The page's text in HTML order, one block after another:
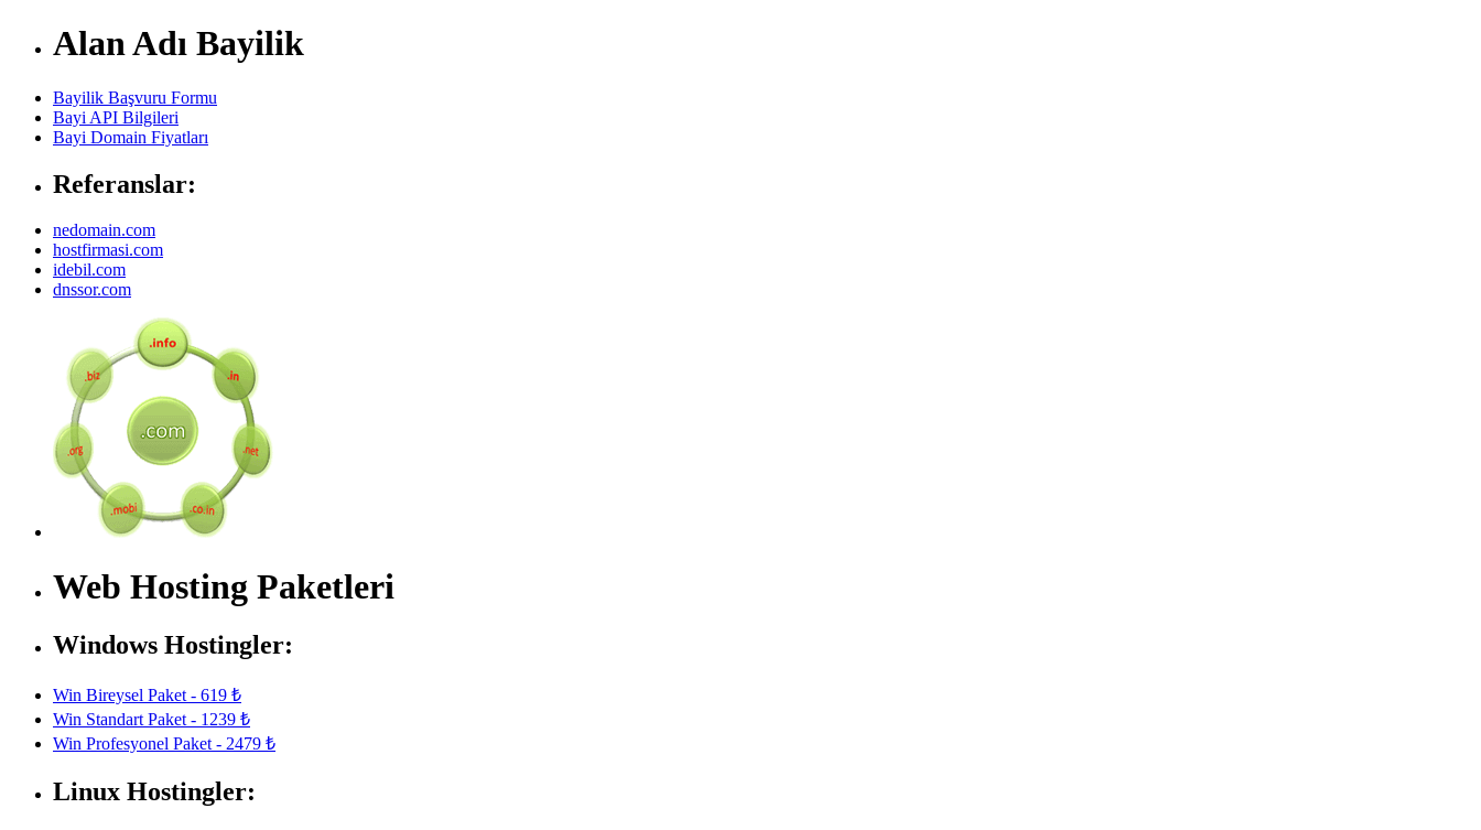
Alan Adı Bayilik
Bayilik Başvuru Formu
Bayi API Bilgileri
Bayi Domain Fiyatları
Referanslar:
nedomain.com
hostfirmasi.com
idebil.com
dnssor.com
Web Hosting Paketleri
Windows Hostingler:
Win Bireysel Paket - 619 ₺
Win Standart Paket - 1239 ₺
Win Profesyonel Paket - 2479 ₺
Linux Hostingler: